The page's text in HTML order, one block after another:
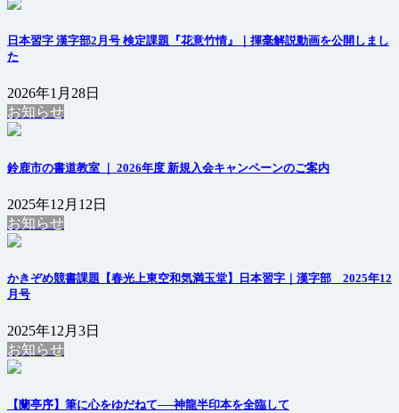
日本習字 漢字部2月号 検定課題『花意竹情』｜揮毫解説動画を公開しまし
た
2026年1月28日
お知らせ
鈴鹿市の書道教室 ｜ 2026年度 新規入会キャンペーンのご案内
2025年12月12日
お知らせ
かきぞめ競書課題【春光上東空和気満玉堂】日本習字｜漢字部 2025年12
月号
2025年12月3日
お知らせ
【蘭亭序】筆に心をゆだねて──神龍半印本を全臨して